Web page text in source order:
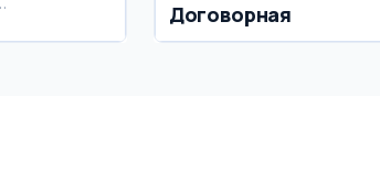
Договорная